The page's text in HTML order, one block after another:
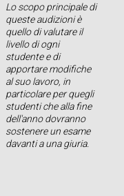
Lo scopo principale di
queste audizioni è
quello di valutare il
livello di ogni
studente e di
apportare modifiche
al suo lavoro, in
particolare per quegli
studenti che alla fine
dell'anno dovranno
sostenere un esame
davanti a una giuria.